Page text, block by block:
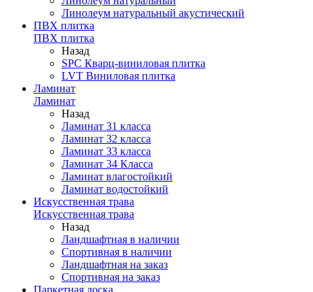
Линолеум натуральный акустический
ПВХ плитка
ПВХ плитка
Назад
SPC Кварц-виниловая плитка
LVT Виниловая плитка
Ламинат
Ламинат
Назад
Ламинат 31 класса
Ламинат 32 класса
Ламинат 33 класса
Ламинат 34 Класса
Ламинат влагостойкий
Ламинат водостойкий
Искусственная трава
Искусственная трава
Назад
Ландшафтная в наличии
Спортивная в наличии
Ландшафтная на заказ
Спортивная на заказ
Паркетная доска